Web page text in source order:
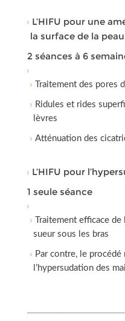
L’HIFU pour une
la surface de la
2 séances à 6
Traitement des pores
Ridules et rides
lèvres
Atténuation des
L’HIFU pour
1 seule séance
Traitement efficace
sueur sous les bras
Par contre, le procédé
l’hypersudation des